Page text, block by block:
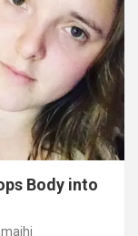
Body into